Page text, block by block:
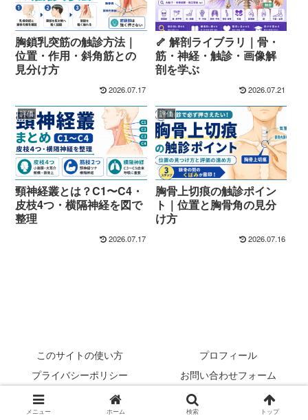
胸鎖乳突筋の触診方法｜
位置・作用・斜角筋との
見分け方
2026.07.17
🦴 解剖ライブラリ｜骨・
筋・神経・触診・画像解
剖を学ぶ
2026.07.21
評価
頸神経叢とは？C1〜C4・
皮枝4つ・横隔神経を図で
整理
2026.07.17
評価
胸骨上切痕の触診ポイン
ト｜位置と胸骨角の見分
け方
2026.07.16
このサイトの使い方
プロフィール
プライバシーポリシー
お問い合わせフォーム
© 2022 rehabilikun.
メニュー ホーム 検索 トップ